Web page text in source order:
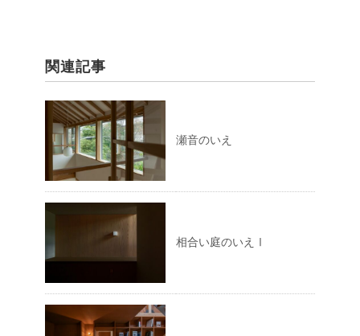
関連記事
瀬音のいえ
相合い庭のいえⅠ